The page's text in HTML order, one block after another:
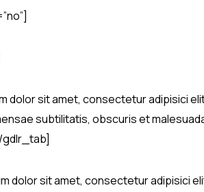
dolor sit amet, consectetur adipisici
subtilitatis, obscuris et
dolor sit amet, consectetur adipisici